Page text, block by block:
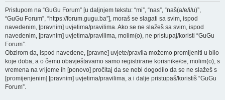
i
Pristupom na “GuGu Forum” [u daljnjem tekstu: “mi”, “nas”, “naš(a/e/i/u)”,
“GuGu Forum”, “https://forum.gugu.ba”], moraš se slagati sa svim, ispod
navedenim, [pravnim] uvjetima/pravilima. Ako se ne slažeš sa svim, ispod
navedenim, [pravnim] uvjetima/pravilima, molim(o), ne pristupaj/koristi “GuGu
Forum”.
Obzirom da, ispod navedene, [pravne] uvjete/pravila možemo promijeniti u bilo
koje doba, a o čemu obavještavamo samo registrirane korisnike/ce, molim(o), s
vremena na vrijeme ih [ponovo] pročitaj da se nebi dogodilo da se ne slažeš s
[promijenjenim] [pravnim] uvjetima/pravilima, a i dalje pristupaš/koristiš “GuGu
Forum”.